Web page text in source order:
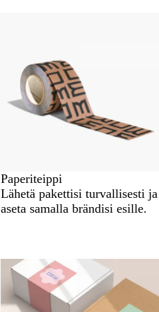
Paperiteippi
Lähetä pakettisi turvallisesti ja
aseta samalla brändisi esille.
Uudet vaihtoehdot